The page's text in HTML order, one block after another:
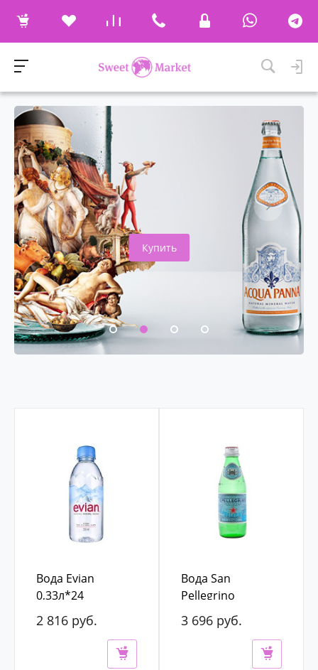
Купить
Вода Evian
0,33л*24
2 816 руб.
Вода San
Pellegrino
0,25л*24 стекло
3 696 руб.